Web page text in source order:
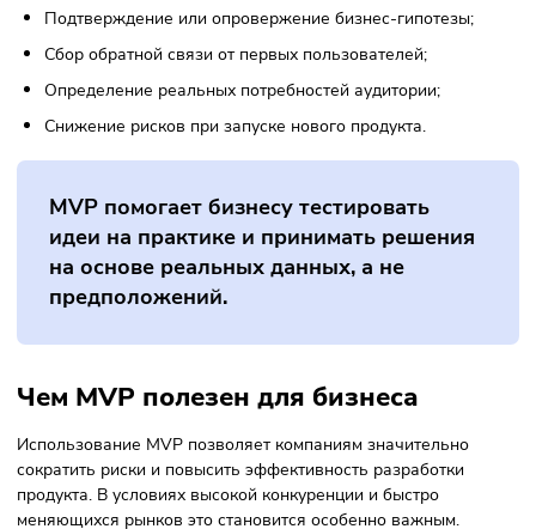
применяется не только стартапами. Крупные компании
используют его при запуске новых сервисов, цифровых
продуктов или технологических решений.
Вот цели создания продукта:
Проверка идеи продукта до масштабных инвестиций;
Подтверждение или опровержение бизнес-гипотезы;
Сбор обратной связи от первых пользователей;
Определение реальных потребностей аудитории;
MVP помогает бизнесу тестировать
идеи на практике и принимать решения
на основе реальных данных, а не
предположений.